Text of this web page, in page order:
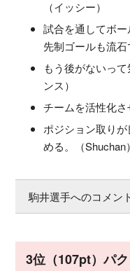
（イッシー）
試合を通してボ
先制ゴールも流石
もう後がないっ
ンス）
チームを活性化さ
ポジション取り
める。（Shuchan）
駒井選手へのコメン
3位（107pt）パ